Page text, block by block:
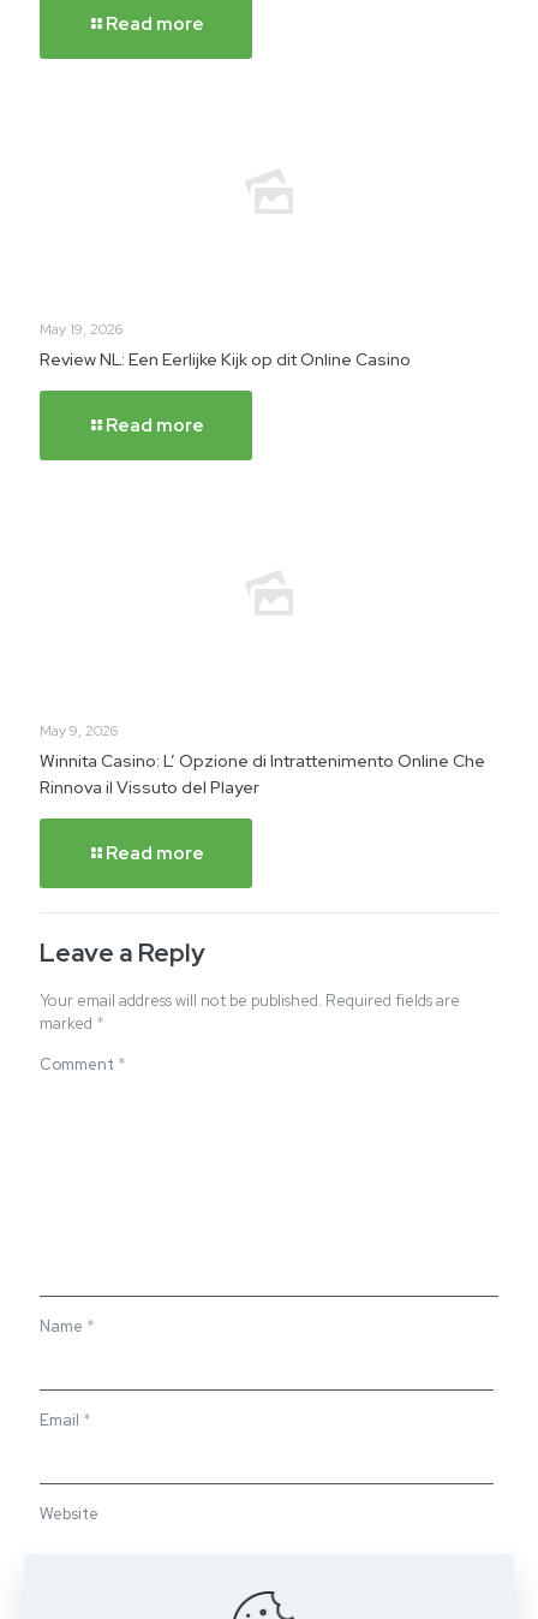
Read more
May 19, 2026
Review NL: Een Eerlijke Kijk op dit Online Casino
Read more
May 9, 2026
Winnita Casino: L’ Opzione di Intrattenimento Online Che
Rinnova il Vissuto del Player
Read more
Leave a Reply
Your email address will not be published. Required fields are
marked *
Comment *
Name *
Email *
Website
Save my name, email, and website in this browser for the